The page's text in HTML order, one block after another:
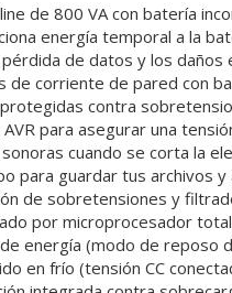
de 800 VA con batería
energía temporal a la
pérdida de datos y los daños
de corriente de pared con
protegidas contra
AVR para asegurar una
cuando se corta la
para guardar tus archivos
de sobretensiones y
por microprocesador
energía (modo de reposo
en frío (tensión CC